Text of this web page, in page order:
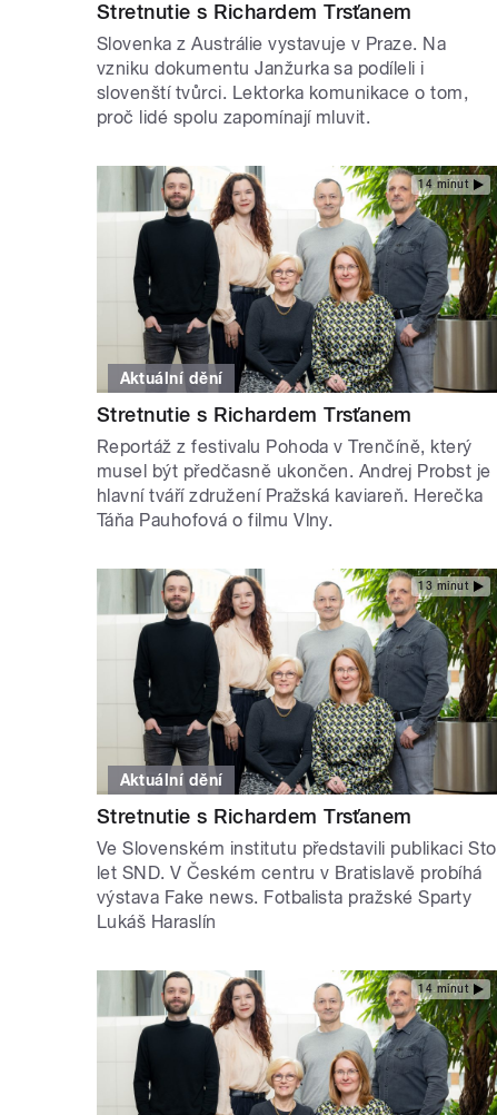
Stretnutie s Richardem Trsťanem
Slovenka z Austrálie vystavuje v Praze. Na
vzniku dokumentu Janžurka sa podíleli i
slovenští tvůrci. Lektorka komunikace o tom,
proč lidé spolu zapomínají mluvit.
14 minut
Aktuální dění
Stretnutie s Richardem Trsťanem
Reportáž z festivalu Pohoda v Trenčíně, který
musel být předčasně ukončen. Andrej Probst je
hlavní tváří združení Pražská kaviareň. Herečka
Táňa Pauhofová o filmu Vlny.
13 minut
Aktuální dění
Stretnutie s Richardem Trsťanem
Ve Slovenském institutu představili publikaci Sto
let SND. V Českém centru v Bratislavě probíhá
výstava Fake news. Fotbalista pražské Sparty
Lukáš Haraslín
14 minut